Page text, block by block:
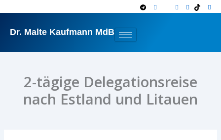
springen
Dr. Malte Kaufmann MdB
2-tägige Delegationsreise
nach Estland und Litauen